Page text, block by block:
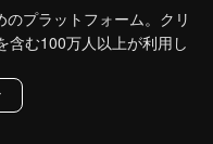
プラットフォーム。クリ
含む100万人以上が利用し